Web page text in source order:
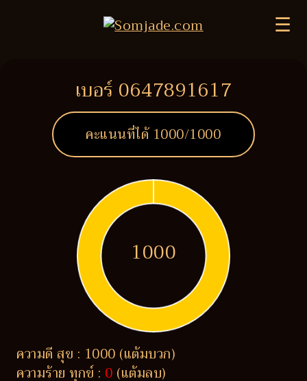
☰
เบอร์ 0647891617
คะแนนที่ได้ 1000/1000
1000
ความดี สุข : 1000 (แต้มบวก)
ความร้าย ทุกข์ : 0 (แต้มลบ)